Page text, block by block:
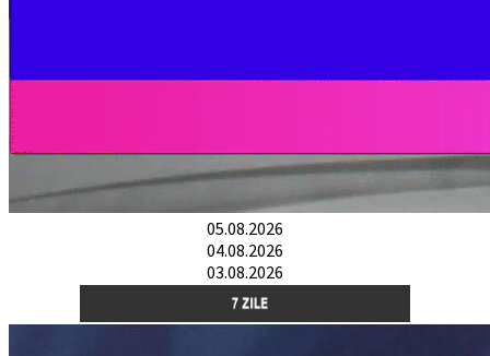
05.08.2026
04.08.2026
03.08.2026